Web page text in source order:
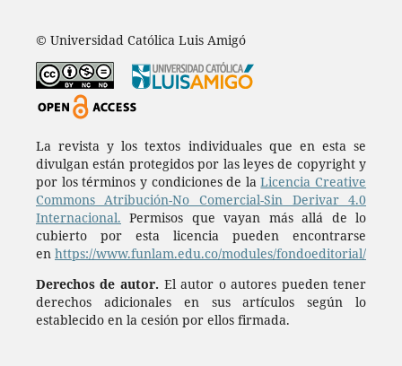
© Universidad Católica Luis Amigó
La revista y los textos individuales que en esta se
divulgan están protegidos por las leyes de copyright y
por los términos y condiciones de laLicencia Creative
Commons Atribución-No Comercial-Sin Derivar 4.0
Internacional. Permisos que vayan más allá de lo
cubierto por esta licencia pueden encontrarse
en https://www.funlam.edu.co/modules/fondoeditorial/
Derechos de autor. El autor o autores pueden tener
derechos adicionales en sus artículos según lo
establecido en la cesión por ellos firmada.